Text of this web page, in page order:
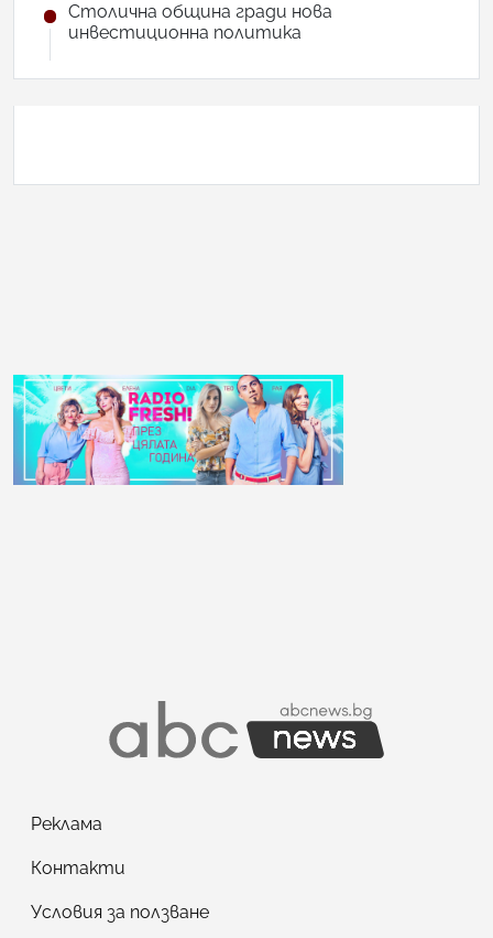
Столична община гради нова
инвестиционна политика
Реклама
Контакти
Условия за ползване